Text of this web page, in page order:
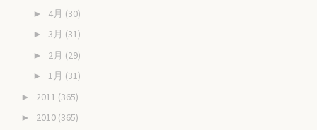
► 4月 (30)
► 3月 (31)
► 2月 (29)
► 1月 (31)
► 2011 (365)
► 2010 (365)